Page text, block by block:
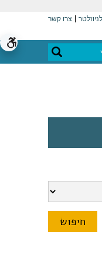
צרו קשר